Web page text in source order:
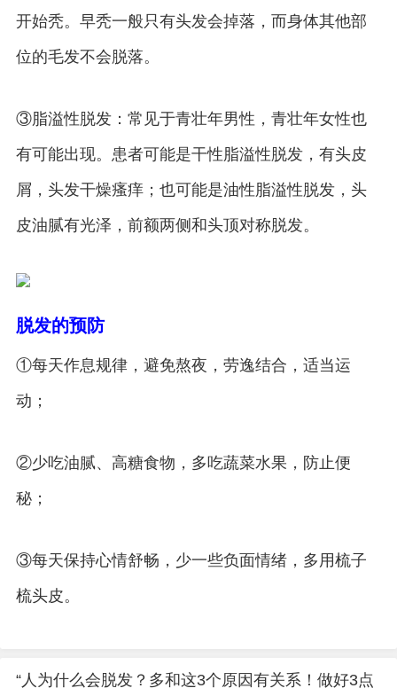
开始秃。早秃一般只有头发会掉落，而身体其他部
位的毛发不会脱落。
③脂溢性脱发：常见于青壮年男性，青壮年女性也
有可能出现。患者可能是干性脂溢性脱发，有头皮
屑，头发干燥瘙痒；也可能是油性脂溢性脱发，头
皮油腻有光泽，前额两侧和头顶对称脱发。
脱发的预防
①每天作息规律，避免熬夜，劳逸结合，适当运
动；
②少吃油腻、高糖食物，多吃蔬菜水果，防止便
秘；
③每天保持心情舒畅，少一些负面情绪，多用梳子
梳头皮。
“人为什么会脱发？多和这3个原因有关系！做好3点